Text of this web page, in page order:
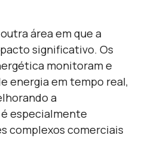
área em que a
significativo. Os
monitoram e
energia em tempo real,
a
especialmente
complexos comerciais